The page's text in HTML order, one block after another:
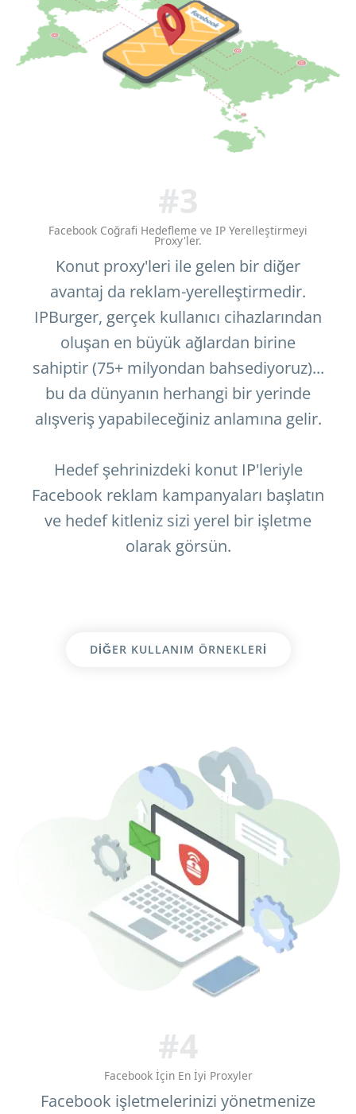
#3
Facebook Coğrafi Hedefleme ve IP Yerelleştirmeyi
Proxy'ler.
Konut proxy'leri ile gelen bir diğer
avantaj da reklam-yerelleştirmedir.
IPBurger, gerçek kullanıcı cihazlarından
oluşan en büyük ağlardan birine
sahiptir (75+ milyondan bahsediyoruz)...
bu da dünyanın herhangi bir yerinde
alışveriş yapabileceğiniz anlamına gelir.
Hedef şehrinizdeki konut IP'leriyle
Facebook reklam kampanyaları başlatın
ve hedef kitleniz sizi yerel bir işletme
olarak görsün.
DIĞER KULLANIM ÖRNEKLERI
#4
Facebook İçin En İyi Proxyler
Facebook işletmelerinizi yönetmenize